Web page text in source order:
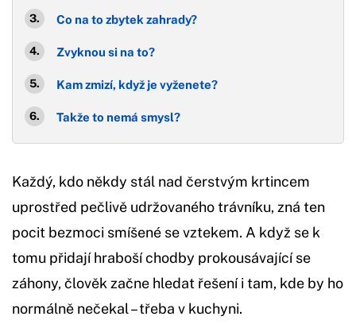
Co na to zbytek zahrady?
Zvyknou si na to?
Kam zmizí, když je vyženete?
Takže to nemá smysl?
Každý, kdo někdy stál nad čerstvým krtincem
uprostřed pečlivě udržovaného trávníku, zná ten
pocit bezmoci smíšené se vztekem. A když se k
tomu přidají hraboší chodby prokousávající se
záhony, člověk začne hledat řešení i tam, kde by ho
normálně nečekal – třeba v kuchyni.